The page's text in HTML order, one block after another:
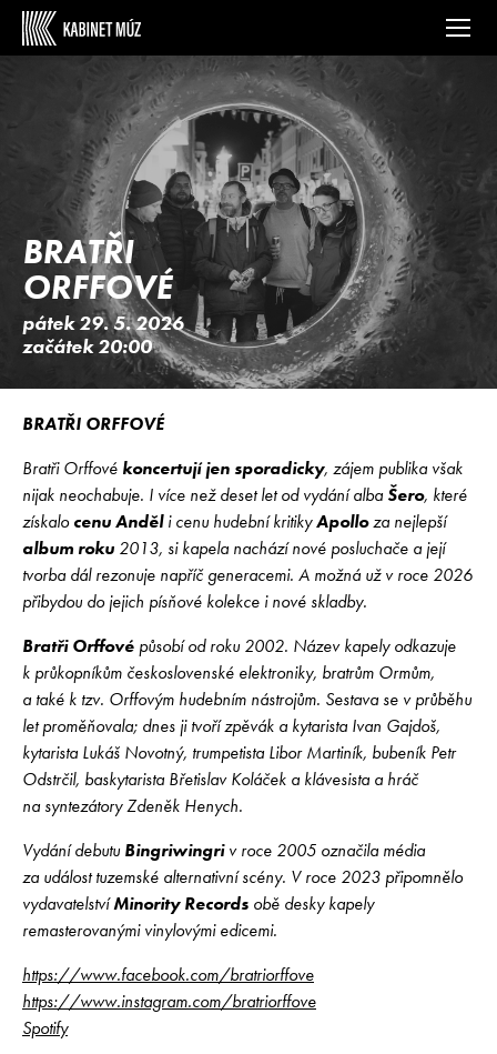
BRATŘI
ORFFOVÉ
pátek 29. 5. 2026
začátek 20:00
BRATŘI ORFFOVÉ
Bratři Orffové koncertují jen sporadicky, zájem publika však
nijak neochabuje. I více než deset let od vydání albaŠero, které
získalocenu Anděli cenu hudební kritikyApolloza nejlepší
album roku 2013, si kapela nachází nové posluchače a její
tvorba dál rezonuje napříč generacemi. A možná už v roce 2026
přibydou do jejich písňové kolekce i nové skladby.
Bratři Orffové působí od roku 2002. Název kapely odkazuje
k průkopníkům československé elektroniky, bratrům Ormům,
a také k tzv. Orffovým hudebním nástrojům. Sestava se v průběhu
let proměňovala; dnes ji tvoří zpěvák a kytarista Ivan Gajdoš,
kytarista Lukáš Novotný, trumpetista Libor Martiník, bubeník Petr
Odstrčil, baskytarista Břetislav Koláček a klávesista a hráč
na syntezátory Zdeněk Henych.
Vydání debutuBingriwingriv roce 2005 označila média
za událost tuzemské alternativní scény. V roce 2023 připomnělo
vydavatelstvíMinority Records obě desky kapely
remasterovanými vinylovými edicemi.
https://www.facebook.com/bratriorffove
https://www.instagram.com/bratriorffove
Spotify